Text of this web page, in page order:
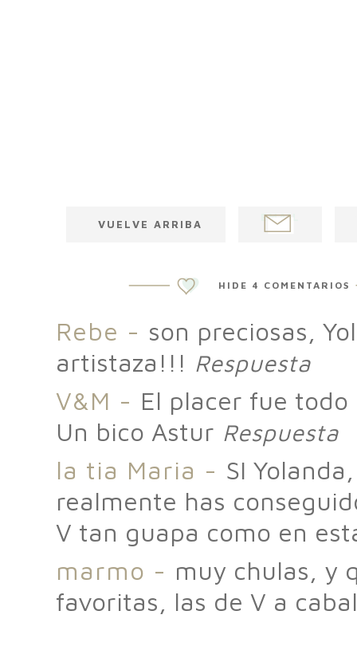
VUELVE ARRIBA
EMAIL
POST
HIDE 4 COMENTARIOS
Rebe - son preciosas,
artistaza!!! Respuesta
V&M - El placer fue
Un bico Astur Respuesta
la tia Maria - SI
realmente has
V tan guapa como en
marmo - muy chulas, y
favoritas, las de V a